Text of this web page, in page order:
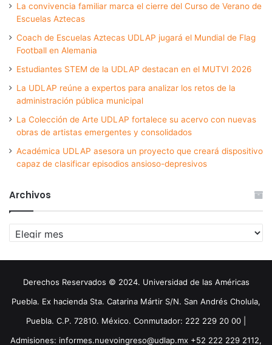
La convivencia familiar marca el cierre del Curso de Verano de
Escuelas Aztecas
Coach de Escuelas Aztecas UDLAP jugará el Mundial de Flag
Football en Alemania
Estudiantes STEM de la UDLAP destacan en el MUTVI 2026
La UDLAP reúne a expertos para analizar los retos de la
administración pública municipal
La Colección de Arte UDLAP fortalece su acervo con nuevas
obras de artistas emergentes y consolidados
Académica UDLAP asesora un proyecto que creará dispositivo
capaz de clasificar episodios ansioso-depresivos
Archivos
Archivos
Derechos Reservados © 2024. Universidad de las Américas
Puebla. Ex hacienda Sta. Catarina Mártir S/N. San Andrés Cholula,
Puebla. C.P. 72810. México. Conmutador: 222 229 20 00 |
Admisiones: informes.nuevoingreso@udlap.mx +52 222 229 2112,